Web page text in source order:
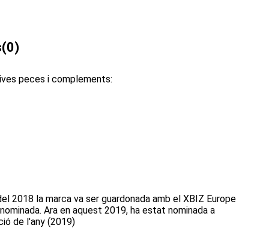
(0)
peces i complements:
2018 la marca va ser guardonada amb el XBIZ Europe
Ara en aquest 2019, ha estat nominada a
de l'any (2019)